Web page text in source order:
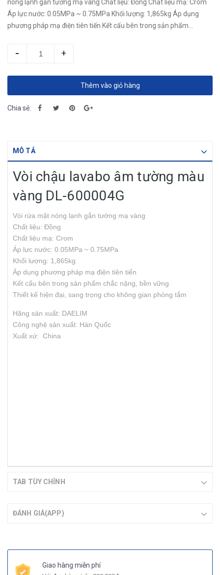
nóng lạnh gắn tường mạ vàng Chất liệu: Đồng Chất liệu mạ: Crom
Áp lực nước: 0.05MPa ~ 0.75MPa Khối lượng: 1,865kg Áp dụng
phương pháp mạ điện tiên tiến Kết cấu bên trong sản phẩm...
- +
Thêm vào giỏ hàng
Chia sẻ:
MÔ TẢ
Vòi chậu lavabo âm tường màu
vàng DL-600004G
Vòi rửa mặt nóng lạnh gắn tường mạ vàng
Chất liệu: Đồng
Chất liệu mạ: Crom
Áp lực nước: 0.05MPa ~ 0.75MPa
Khối lượng: 1,865kg
Áp dụng phương pháp mạ điện tiên tiến
Kết cấu bên trong sản phẩm chắc nặng, bền vững
Thiết kế hiện đại, sang trọng cho không gian phòng tắm
Hãng sản xuất: DAELIM
Công nghệ sản xuất: Hàn Quốc
Xuất xứ: China
TAB TÙY CHỈNH
ĐÁNH GIÁ(APP)
Giao hàng miễn phí